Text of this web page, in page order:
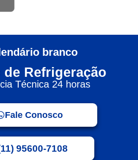
Refrigeração
Técnica 24 horas
Fale Conosco
95600-7108